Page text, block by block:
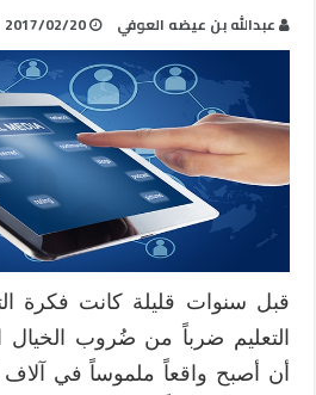
عبدالله بن عيضه العوفي 2017/02/20
قبل سنوات قليلة كانت فكرة
التعليم ضرباً من ضُروب الخيال
أن أصبح واقعاً ملموساً في